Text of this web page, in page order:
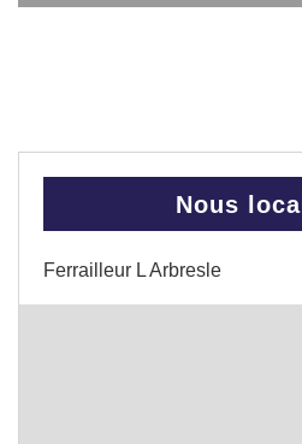
Nous
Ferrailleur L Arbresle